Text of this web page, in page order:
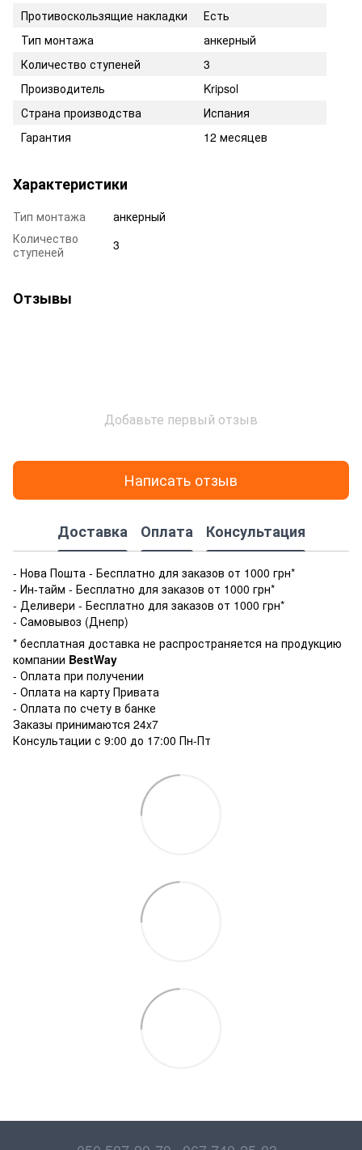
Противоскользящие накладки
Есть
Тип монтажа
анкерный
Количество ступеней
3
Производитель
Kripsol
Страна производства
Испания
Гарантия
12 месяцев
Характеристики
Тип монтажа
анкерный
Количество
ступеней
3
Отзывы
Добавьте первый отзыв
Написать отзыв
Доставка Оплата Консультация
- Нова Пошта - Бесплатно для заказов от 1000 грн*
- Ин-тайм - Бесплатно для заказов от 1000 грн*
- Деливери - Бесплатно для заказов от 1000 грн*
- Самовывоз (Днепр)
* бесплатная доставка не распространяется на продукцию
компании BestWay
- Оплата при получении
- Оплата на карту Привата
- Оплата по счету в банке
Заказы принимаются 24x7
Консультации с 9:00 до 17:00 Пн-Пт